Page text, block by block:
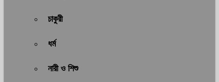
চাকুরী
ধর্ম
নারী ও শিশু